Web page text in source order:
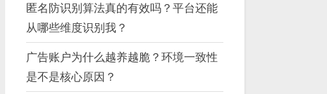
匿名防识别算法真的有效吗？平台还能
从哪些维度识别我？
广告账户为什么越养越脆？环境一致性
是不是核心原因？